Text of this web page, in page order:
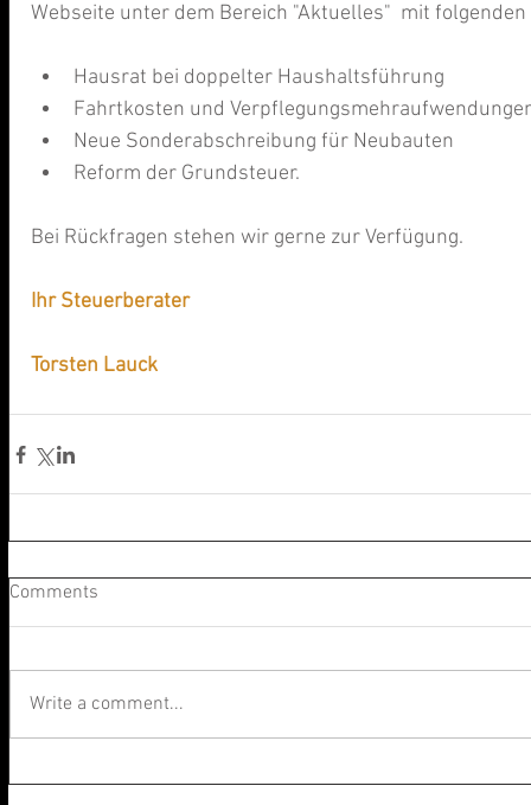
Webseite unter dem Bereich "Aktuelles"  mit
Hausrat bei doppelter Haushaltsführung
Fahrtkosten und
Neue Sonderabschreibung für Neubauten
Reform der Grundsteuer.
Bei Rückfragen stehen wir gerne zur Verfügung.
Ihr Steuerberater
Torsten Lauck
Comments
Write a comment...